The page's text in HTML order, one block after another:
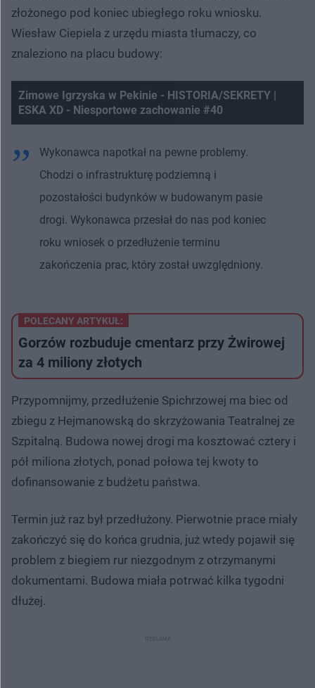
złożonego pod koniec ubiegłego roku wniosku.
Wiesław Ciepiela z urzędu miasta tłumaczy, co
znaleziono na placu budowy:
Zimowe Igrzyska w Pekinie - HISTORIA/SEKRETY |
ESKA XD - Niesportowe zachowanie #40
Spróbuj ponownie
Wykonawca napotkał na pewne problemy.
Chodzi o infrastrukturę podziemną i
pozostałości budynków w budowanym pasie
drogi. Wykonawca przesłał do nas pod koniec
roku wniosek o przedłużenie terminu
zakończenia prac, który został uwzględniony.
POLECANY ARTYKUŁ:
​Gorzów rozbuduje cmentarz przy Żwirowej
za 4 miliony złotych
Przypomnijmy, przedłużenie Spichrzowej ma biec od
zbiegu z Hejmanowską do skrzyżowania Teatralnej ze
Szpitalną. Budowa nowej drogi ma kosztować cztery i
pół miliona złotych, ponad połowa tej kwoty to
dofinansowanie z budżetu państwa.
Termin już raz był przedłużony. Pierwotnie prace miały
zakończyć się do końca grudnia, już wtedy pojawił się
problem z biegiem rur niezgodnym z otrzymanymi
dokumentami. Budowa miała potrwać kilka tygodni
dłużej.